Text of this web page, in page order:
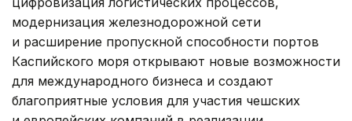
модернизация железнодорожной сети
и расширение пропускной способности портов
Каспийского моря открывают новые возможности
для международного бизнеса и создают
благоприятные условия для участия чешских